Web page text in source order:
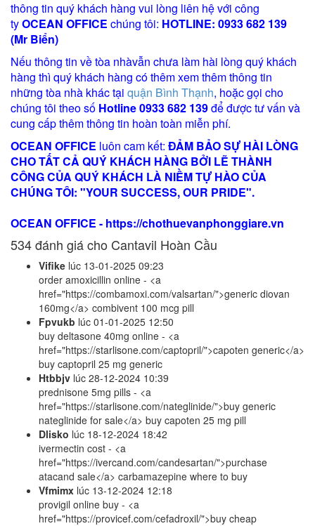
thông tin quý khách hàng vui lòng liên hệ với công
tyOCEAN OFFICE chúng tôi: HOTLINE: 0933 682 139
(Mr Biển)
Nếu thông tin về tòa nhàvẫn chưa làm hài lòng quý khách
hàng thì quý khách hàng có thêm xem thêm thông tin
những tòa nhà khác tại quận Bình Thạnh, hoặc gọi cho
chúng tôi theo số Hotline 0933 682 139để được tư vấn và
cung cấp thêm thông tin hoàn toàn miễn phí.
OCEAN OFFICE luôn cam kết: ĐẢM BẢO SỰ HÀI LÒNG
CHO TẤT CẢ QUÝ KHÁCH HÀNG BỞI LẼ THÀNH
CÔNG CỦA QUÝ KHÁCH LÀ NIỀM TỰ HÀO CỦA
CHÚNG TÔI: "YOUR SUCCESS, OUR PRIDE".
OCEAN OFFICE - https://chothuevanphonggiare.vn
534đánh giá cho Cantavil Hoàn Cầu
Vifike lúc 13-01-2025 09:23
order amoxicillin online - <a
href="https://combamoxi.com/valsartan/">generic diovan
160mg</a> combivent 100 mcg pill
Fpvukb lúc 01-01-2025 12:50
buy deltasone 40mg online - <a
href="https://starlisone.com/captopril/">capoten generic</a>
buy captopril 25 mg generic
Htbbjv lúc 28-12-2024 10:39
prednisone 5mg pills - <a
href="https://starlisone.com/nateglinide/">buy generic
nateglinide for sale</a> buy capoten 25 mg pill
Dlisko lúc 18-12-2024 18:42
ivermectin cost - <a
href="https://ivercand.com/candesartan/">purchase
atacand sale</a> carbamazepine where to buy
Vfmimx lúc 13-12-2024 12:18
provigil online buy - <a
href="https://provicef.com/cefadroxil/">buy cheap